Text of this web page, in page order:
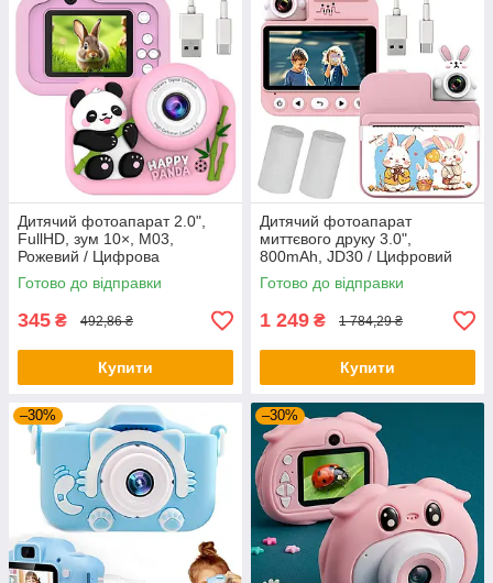
Дитячий фотоапарат 2.0",
FullHD, зум 10×, M03,
Рожевий / Цифрова
фотокамера для дітей /
Фотокамера дитяча
Готово до відправки
345 ₴ 492,86 ₴
Купити
Дитячий фотоапарат
миттєвого друку 3.0",
800mAh, JD30 / Цифровий
фотоапарат моментального
друку для дітей
Готово до відправки
1 249 ₴ 1 784,29 ₴
Купити
–30% –30%